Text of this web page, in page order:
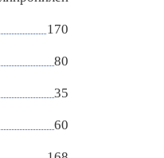
170
80
35
60